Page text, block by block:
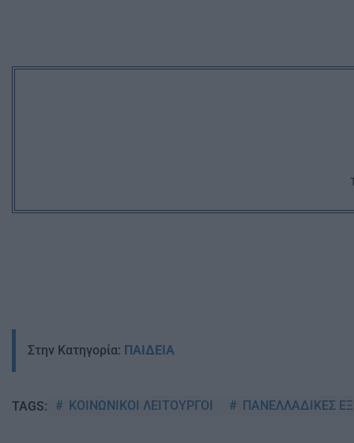
Στην Κατηγορία: ΠΑΙΔΕΙΑ
TAGS: ΚΟΙΝΩΝΙΚΟΙ ΛΕΙΤΟΥΡΓΟΙ ΠΑΝΕΛΛΑΔΙΚΕΣ